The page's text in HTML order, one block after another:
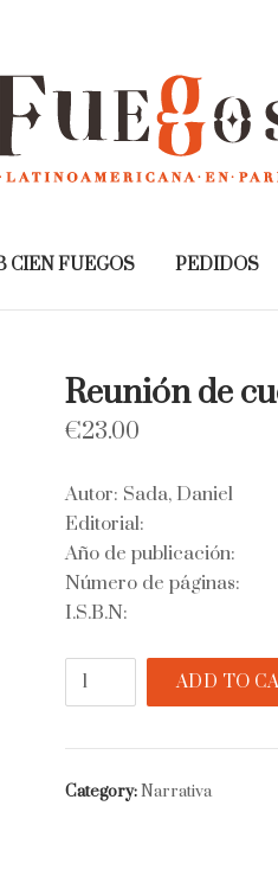
CIEN FUEGOS PEDIDOS
Reunión de
€23.00
Autor: Sada, Daniel
Editorial:
Año de publicación:
Número de páginas:
I.S.B.N:
Reunión
quantity
ADD TO
Category:Narrativa